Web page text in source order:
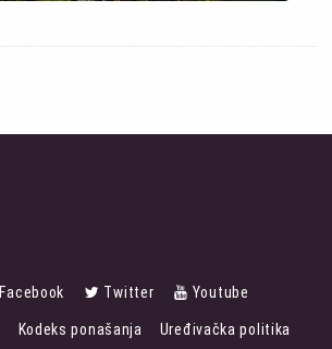
Facebook Twitter Youtube
Kodeks ponašanja Uređivačka politika